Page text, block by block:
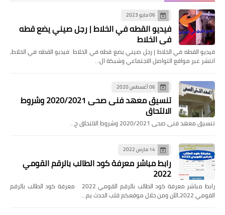
06 مايو 2023
فيديو القطه في الخلاط | رجل صيني يضع قطه
في الخلاط
فيديو القطه في الخلاط | رجل صيني يضع قطه في الخلاط فيديو القطه في الخلاط،
انتشر عبر مواقع التواصل الاجتماعي وشبكة ال…
06 أغسطس 2020
تنسيق معهد فنى صحى 2020/2021 وشروط
الالتحاق
تنسيق معهد فنى صحى 2020/2021 وشروط الالتحاق ح…
14 مارس 2022
رابط مباشر معرفة كود الطالب بالرقم القومي
2022
رابط مباشر معرفة كود الطالب بالرقم القومي 2022 معرفة كود الطالب بالرقم
القومي 2022،الآن ومن خلال موقعكم قلب الحدث يم…